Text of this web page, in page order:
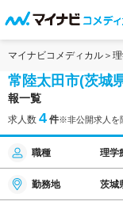
マイナビコメディカル
常陸太田市(茨城
報一覧
求人数 4 件※非公開求人を
職種 理学
勤務地 茨城